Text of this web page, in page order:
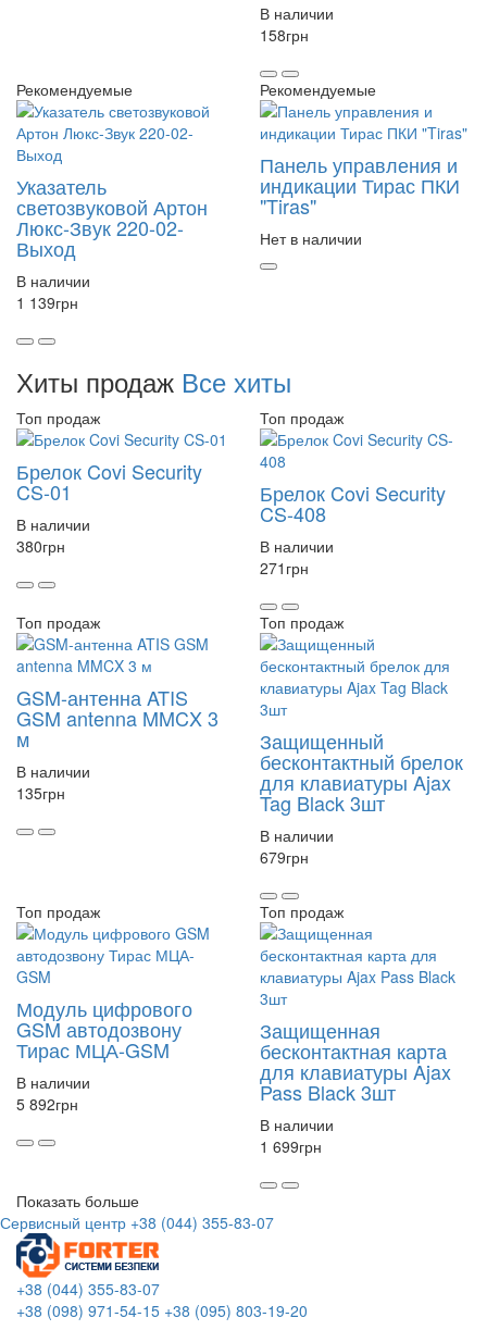
В наличии
158грн
Рекомендуемые
Указатель
светозвуковой Артон
Люкс-Звук 220-02-
Выход
В наличии
1 139грн
Рекомендуемые
Панель управления и
индикации Тирас ПКИ
"Tiras"
Нет в наличии
Хиты продаж Все хиты
Топ продаж
Брелок Covi Security
CS-01
В наличии
380грн
Топ продаж
Брелок Covi Security
CS-408
В наличии
271 грн
Топ продаж
GSM-антенна ATIS
GSM antenna MMCX 3
м
В наличии
135грн
Топ продаж
Защищенный
бесконтактный брелок
для клавиатуры Ajax
Tag Black 3шт
В наличии
679грн
Топ продаж
Модуль цифрового
GSM автодозвону
Тирас МЦА-GSM
В наличии
5 892грн
Топ продаж
Защищенная
бесконтактная карта
для клавиатуры Ajax
Pass Black 3шт
В наличии
1 699грн
Показать больше
Сервисный центр +38 (044) 355-83-07
+38 (044) 355-83-07
+38 (098) 971-54-15 +38 (095) 803-19-20